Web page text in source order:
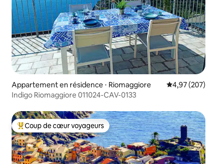
Appartement en résidence ⋅ Riomaggiore Évaluation
4,97 (207)
Indigo Riomaggiore 011024-CAV-0133
Coups de cœur voyageurs les plus appréciés
Coup de cœur voyageurs